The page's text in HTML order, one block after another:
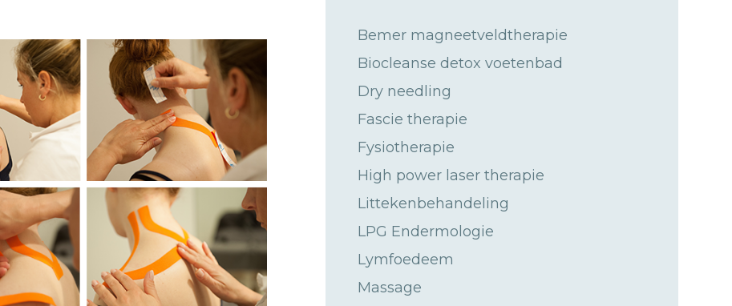
Bemer magneetveldtherapie
Biocleanse detox voetenbad
Dry needling
Fascie therapie
Fysiotherapie
High power laser therapie
Littekenbehandeling
LPG Endermologie
Lymfoedeem
Massage